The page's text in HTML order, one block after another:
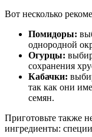
Вот несколько
Помидоры:
однородной
Огурцы:
сохранения
Кабачки:
так как они
семян.
Приготовьте также
ингредиенты: